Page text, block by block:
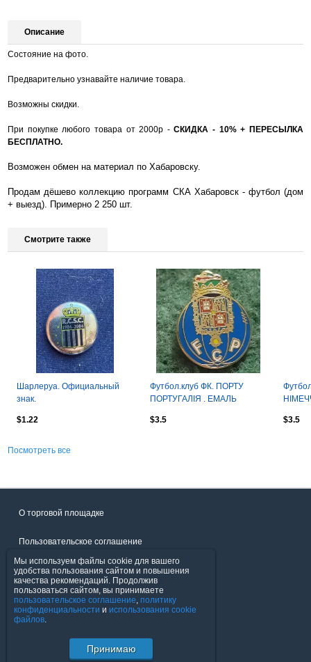
Описание
Состояние на фото.
Предварительно узнавайте наличие товара.
Возможны скидки.
При покупке любого товара от 2000р -СКИДКА - 10% + ПЕРЕСЫЛКА
БЕСПЛАТНО.
Возможен обмен на материал по Хабаровску.
Продам дёшево коллекцию программ СКА Хабаровск - футбол (дом
+ выезд). Примерно 2 250 шт.
Смотрите также
Шарлеруа. Официальный
знак.
$1.22
Футбол.клуб ФК. ПОРТУ
ПОРТУГАЛІЯ . ЕМАЛЬ
$3.5 $3.5
Посмотреть все
О торговой площадке
Пользовательское соглашение
Политика конфиденциальности
Продавцы
© FavoritMarket.com
Мы используем файлы cookie для вашего
удобства пользования сайтом и повышения
качества рекомендаций. Продолжив
пользоваться сайтом, вы принимаете
пользовательское соглашение, политику
конфиденциальности и использования cookie
файлов.
Принимаю